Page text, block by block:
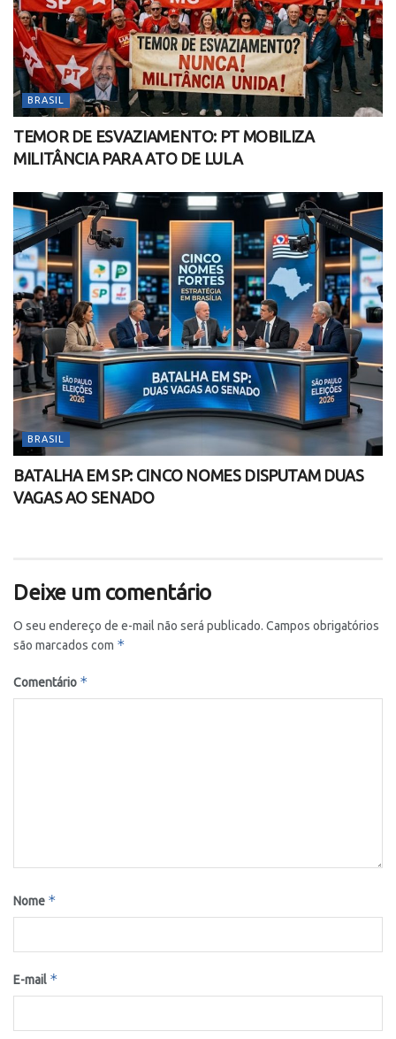
BRASIL
TEMOR DE ESVAZIAMENTO: PT MOBILIZA
MILITÂNCIA PARA ATO DE LULA
BRASIL
BATALHA EM SP: CINCO NOMES DISPUTAM DUAS
VAGAS AO SENADO
Deixe um comentário
O seu endereço de e-mail não será publicado. Campos obrigatórios
são marcados com *
Comentário *
Nome *
E-mail *